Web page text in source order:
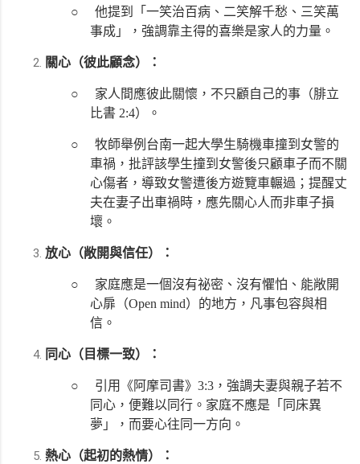
○
他提到「一笑治百病、二笑解千愁、三笑萬
事成」，強調靠主得的喜樂是家人的力量。
關心（彼此顧念）：
○
家人間應彼此關懷，不只顧自己的事（腓立
比書 2:4）。
○
牧師舉例台南一起大學生騎機車撞到女警的
車禍，批評該學生撞到女警後只顧車子而不關
心傷者，導致女警遭後方遊覽車輾過；提醒丈
夫在妻子出車禍時，應先關心人而非車子損
壞。
放心（敞開與信任）：
○
家庭應是一個沒有祕密、沒有懼怕、能敞開
心扉（Open mind）的地方，凡事包容與相
信。
同心（目標一致）：
○
引用《阿摩司書》3:3，強調夫妻與親子若不
同心，便難以同行。家庭不應是「同床異
夢」，而要心往同一方向。
熱心（起初的熱情）：